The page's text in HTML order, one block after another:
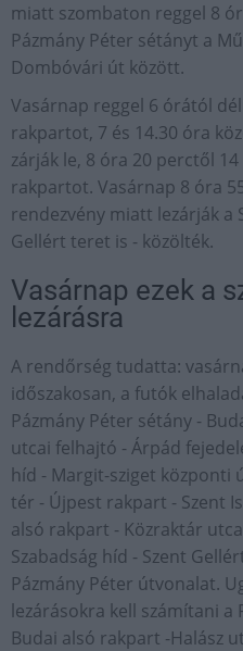
miatt szombaton reggel 8
Pázmány Péter sétányt a
Dombóvári út között.
Vasárnap reggel 6 órától
rakpartot, 7 és 14.30 óra
zárják le, 8 óra 20 perctől
rakpartot. Vasárnap 8 óra
rendezvény miatt lezárják a
Gellért teret is - közölték.
Vasárnap ezek a
lezárásra
A rendőrség tudatta:
időszakosan, a futók
Pázmány Péter sétány -
utcai felhajtó - Árpád
híd - Margit-sziget központi
tér - Újpest rakpart - Szent
alsó rakpart - Közraktár
Szabadság híd - Szent
Pázmány Péter útvonalat.
lezárásokra kell számítani a
Budai alsó rakpart -Halász